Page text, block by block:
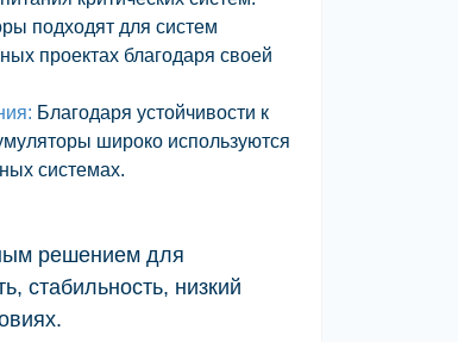
подходят для систем
проектах благодаря своей
Благодаря устойчивости к
широко используются
системах.
решением для
стабильность, низкий